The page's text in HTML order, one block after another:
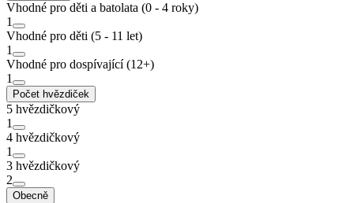
Vhodné pro děti a batolata (0 - 4 roky)
1
Vhodné pro děti (5 - 11 let)
1
Vhodné pro dospívající (12+)
1
Počet hvězdiček
5 hvězdičkový
1
4 hvězdičkový
1
3 hvězdičkový
2
Obecně